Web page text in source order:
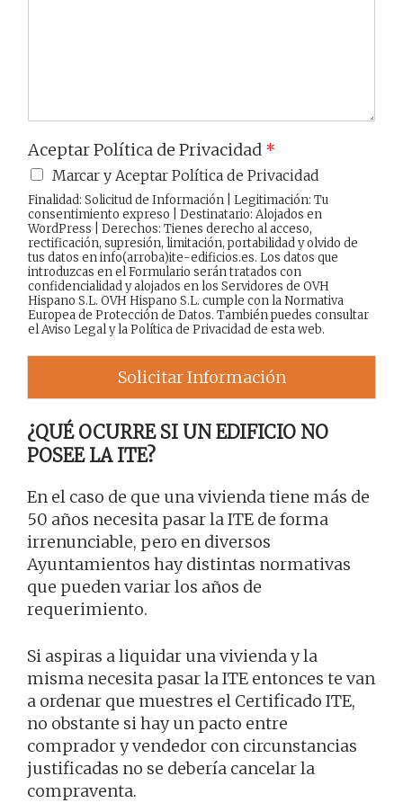
Aceptar Política de Privacidad *
Marcar y Aceptar Política de Privacidad
Finalidad: Solicitud de Información | Legitimación: Tu
consentimiento expreso | Destinatario: Alojados en
WordPress | Derechos: Tienes derecho al acceso,
rectificación, supresión, limitación, portabilidad y olvido de
tus datos en info(arroba)ite-edificios.es. Los datos que
introduzcas en el Formulario serán tratados con
confidencialidad y alojados en los Servidores de OVH
Hispano S.L. OVH Hispano S.L. cumple con la Normativa
Europea de Protección de Datos. También puedes consultar
elAviso Legaly laPolítica de Privacidadde esta web.
Solicitar Información
¿QUÉ OCURRE SI UN EDIFICIO NO
POSEE LA ITE?
En el caso de que una vivienda tiene más de
50 años necesita pasar la ITE de forma
irrenunciable, pero en diversos
Ayuntamientos hay distintas normativas
que pueden variar los años de
requerimiento.
Si aspiras a liquidar una vivienda y la
misma necesita pasar la ITE entonces te van
a ordenar que muestres el Certificado ITE,
no obstante si hay un pacto entre
comprador y vendedor con circunstancias
justificadas no se debería cancelar la
compraventa.